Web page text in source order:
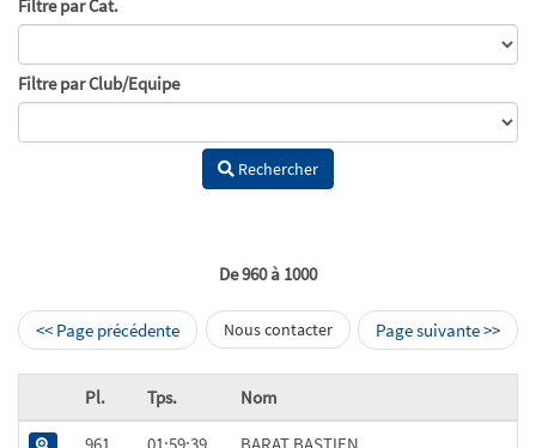
Filtre par Cat.
Filtre par Club/Equipe
Rechercher
De 960 à 1000
<< Page précédente Nous contacter Page suivante >>
Pl. Tps. Nom